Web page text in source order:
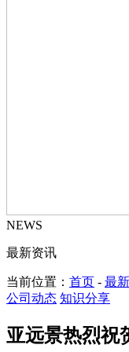
NEWS
最新资讯
当前位置： 首页 - 最
公司动态 知识分享
亚远景热烈祝